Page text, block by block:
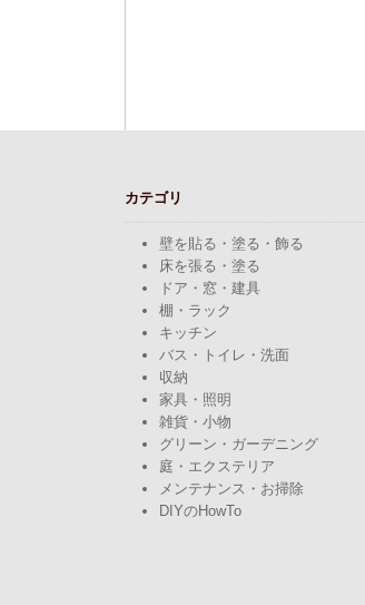
カテゴリ
壁を貼る・塗る・飾る
床を張る・塗る
ドア・窓・建具
棚・ラック
キッチン
バス・トイレ・洗面
収納
家具・照明
雑貨・小物
グリーン・ガーデニング
庭・エクステリア
メンテナンス・お掃除
DIYのHowTo